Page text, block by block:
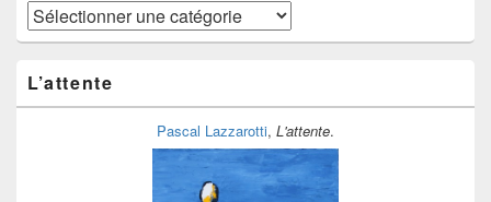
Mes
étagères
ranger
L’attente
Pascal Lazzarotti, L'attente.